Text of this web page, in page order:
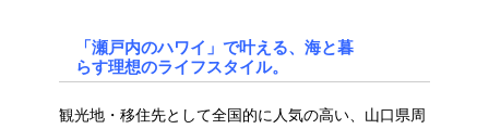
「瀬戸内のハワイ」で叶える、海と暮
らす理想のライフスタイル。
観光地・移住先として全国的に人気の高い、山口県周